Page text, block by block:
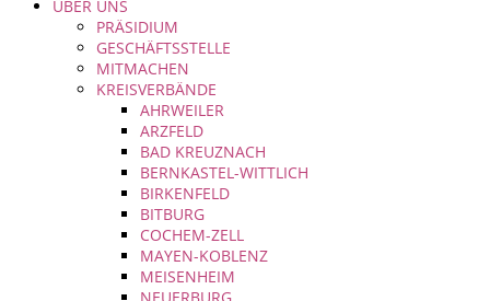
ÜBER UNS
PRÄSIDIUM
GESCHÄFTSSTELLE
MITMACHEN
KREISVERBÄNDE
AHRWEILER
ARZFELD
BAD KREUZNACH
BERNKASTEL-WITTLICH
BIRKENFELD
BITBURG
COCHEM-ZELL
MAYEN-KOBLENZ
MEISENHEIM